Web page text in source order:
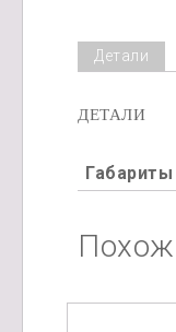
Детали
ДЕТАЛИ
Габариты